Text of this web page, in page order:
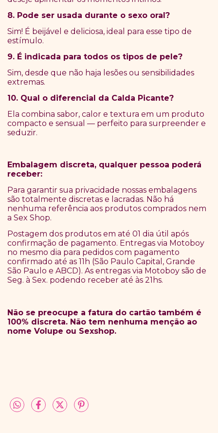
8. Pode ser usada durante o sexo oral?
Sim! É beijável e deliciosa, ideal para esse tipo de
estímulo.
9. É indicada para todos os tipos de pele?
Sim, desde que não haja lesões ou sensibilidades
extremas.
10. Qual o diferencial da Calda Picante?
Ela combina sabor, calor e textura em um produto
compacto e sensual — perfeito para surpreender e
seduzir.
Embalagem discreta, qualquer pessoa poderá
receber:
Para garantir sua privacidade nossas embalagens
são totalmente discretas e lacradas. Não há
nenhuma referência aos produtos comprados nem
a Sex Shop.
Postagem dos produtos em até 01 dia útil após
confirmação de pagamento. Entregas via Motoboy
no mesmo dia para pedidos com pagamento
confirmado até as 11h (São Paulo Capital, Grande
São Paulo e ABCD). As entregas via Motoboy são de
Seg. à Sex. podendo receber até às 21hs.
Não se preocupe a fatura do cartão também é
100% discreta. Não tem nenhuma menção ao
nome Volupe ou Sexshop.